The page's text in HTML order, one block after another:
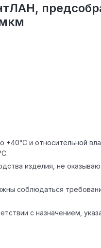
+40°С и относительной
изделия, не
соблюдаться
с назначением,